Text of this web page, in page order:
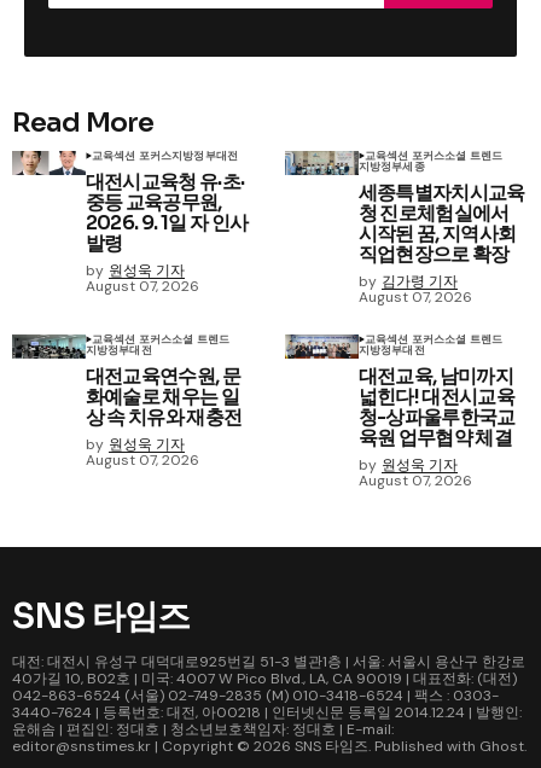
Read More
교육섹션 포커스지방정부대전
대전시교육청 유·초·
중등 교육공무원,
2026. 9. 1일 자 인사
발령
by 원성욱 기자
August 07, 2026
교육섹션 포커스소셜 트렌드
지방정부세종
세종특별자치시교육
청 진로체험실에서
시작된 꿈, 지역사회
직업현장으로 확장
by 김가령 기자
August 07, 2026
교육섹션 포커스소셜 트렌드
지방정부대전
대전교육연수원, 문
화예술로 채우는 일
상 속 치유와 재충전
by 원성욱 기자
August 07, 2026
교육섹션 포커스소셜 트렌드
지방정부대전
대전교육, 남미까지
넓힌다! 대전시교육
청-상파울루한국교
육원 업무협약 체결
by 원성욱 기자
August 07, 2026
SNS 타임즈
대전: 대전시 유성구 대덕대로925번길 51-3 별관1층 | 서울: 서울시 용산구 한강로
40가길 10, B02호 | 미국: 4007 W Pico Blvd., LA, CA 90019 | 대표전화: (대전)
042-863-6524 (서울) 02-749-2835 (M) 010-3418-6524 | 팩스 : 0303-
3440-7624 | 등록번호: 대전, 아00218 | 인터넷신문 등록일 2014.12.24 | 발행인:
윤해솜 | 편집인: 정대호 | 청소년보호책임자: 정대호 | E-mail:
editor@snstimes.kr | Copyright © 2026 SNS 타임즈. Published with Ghost.